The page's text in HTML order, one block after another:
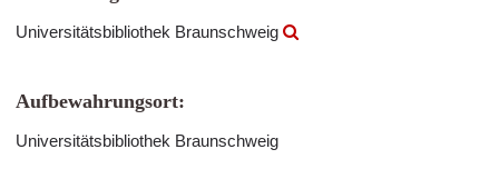
Universitätsbibliothek Braunschweig
Aufbewahrungsort:
Universitätsbibliothek Braunschweig